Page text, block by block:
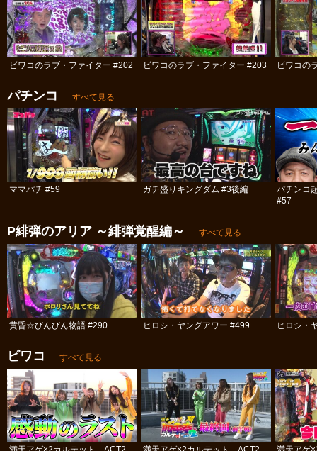
ビワコのラブ・ファイター #202 ビワコのラブ・ファイター #203 ビワコの
パチンコ すべて見る
ママパチ #59 ガチ盛りキングダム #3後編
パチンコ
#57
P緋弾のアリア ～緋弾覚醒編～ すべて見る
黄昏☆びんびん物語 #290 ヒロシ・ヤングアワー #499 ヒロシ・
ビワコ すべて見る